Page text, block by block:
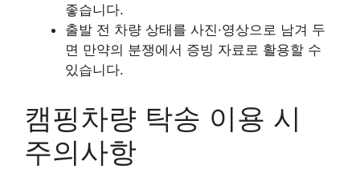
좋습니다.
출발 전 차량 상태를 사진·영상으로 남겨 두
면 만약의 분쟁에서 증빙 자료로 활용할 수
있습니다.
캠핑차량 탁송 이용 시
주의사항